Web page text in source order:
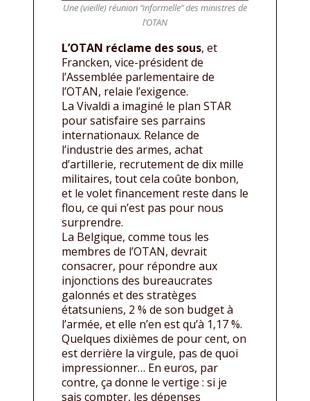
Une (vieille) réunion “informelle” des ministres de
l’OTAN
L’OTAN réclame des sous, et
Francken, vice-président de
l’Assemblée parlementaire de
l’OTAN, relaie l’exigence.
La Vivaldi a imaginé le plan STAR
pour satisfaire ses parrains
internationaux. Relance de
l’industrie des armes, achat
d’artillerie, recrutement de dix mille
militaires, tout cela coûte bonbon,
et le volet financement reste dans le
flou, ce qui n’est pas pour nous
surprendre.
La Belgique, comme tous les
membres de l’OTAN, devrait
consacrer, pour répondre aux
injonctions des bureaucrates
galonnés et des stratèges
étatsuniens, 2 % de son budget à
l’armée, et elle n’en est qu’à 1,17 %.
Quelques dixièmes de pour cent, on
est derrière la virgule, pas de quoi
impressionner… En euros, par
contre, ça donne le vertige : si je
sais compter, les dépenses